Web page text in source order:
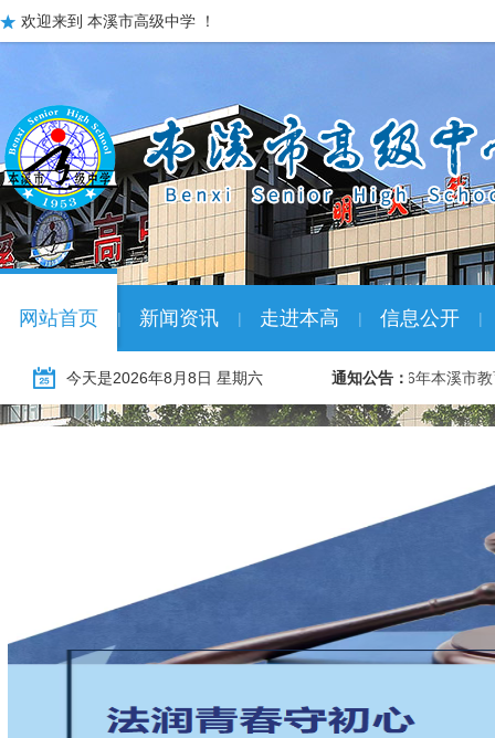
欢迎来到 本溪市高级中学 ！
网站首页 | 新闻资讯 | 走进本高 | 信息公开 |
今天是2026年8月8日 星期六 通知公告：
年本溪市教育系统冬季“名校优生” … 2026年本溪市教